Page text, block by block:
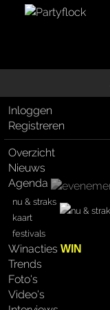
Inloggen
Registreren
Overzicht
Nieuws
Agenda
nu & straks
kaart
festivals
WinactiesWIN
Trends
Foto's
Video's